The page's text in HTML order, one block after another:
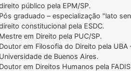
público pela EPM/SP.
Pós graduado – especialização "lato
constitucional pela ESDC.
Mestre em Direito pela PUC/SP.
Doutor em Filosofia do Direito pela UBA
Universidade de Buenos Aires.
Doutor em Direitos Humanos pela